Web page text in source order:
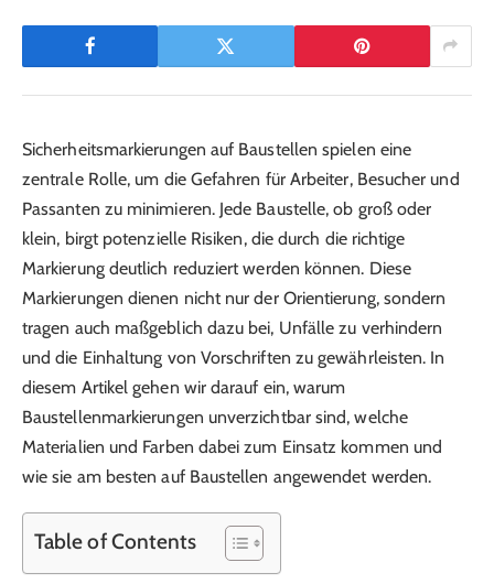
Sicherheitsmarkierungen auf Baustellen spielen eine
zentrale Rolle, um die Gefahren für Arbeiter, Besucher und
Passanten zu minimieren. Jede Baustelle, ob groß oder
klein, birgt potenzielle Risiken, die durch die richtige
Markierung deutlich reduziert werden können. Diese
Markierungen dienen nicht nur der Orientierung, sondern
tragen auch maßgeblich dazu bei, Unfälle zu verhindern
und die Einhaltung von Vorschriften zu gewährleisten. In
diesem Artikel gehen wir darauf ein, warum
Baustellenmarkierungen unverzichtbar sind, welche
Materialien und Farben dabei zum Einsatz kommen und
wie sie am besten auf Baustellen angewendet werden.
Table of Contents